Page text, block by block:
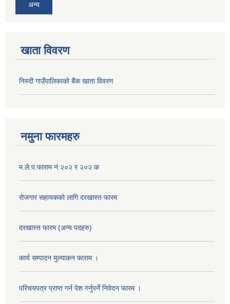
अन्य
खाता विवरण
निस्दी गाउँपालिकाको बैंक खाता विवरण
नमुना फारमहरु
म.ले.प.फाराम नं:२०२ र २०२ क
रोजगार सहायकको लागि दरखास्त फारम
दरखास्त फारम (अन्य पदहरु)
कार्य सम्पादन मुल्याक‌न फाराम ।
परिचयपत्र प्राप्त गर्न पेश गर्नुपर्ने निवेदन फारम ।